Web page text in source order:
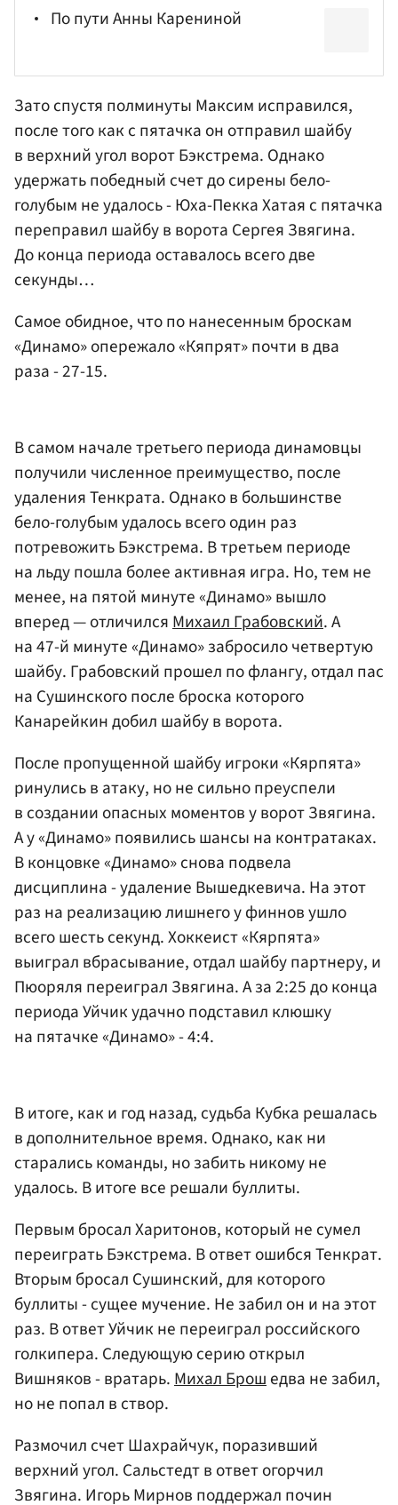
По пути Анны Карениной
Зато спустя полминуты Максим исправился,
после того как с пятачка он отправил шайбу
в верхний угол ворот Бэкстрема. Однако
удержать победный счет до сирены бело-
голубым не удалось - Юха-Пекка Хатая с пятачка
переправил шайбу в ворота Сергея Звягина.
До конца периода оставалось всего две
секунды…
Самое обидное, что по нанесенным броскам
«Динамо» опережало «Кяпрят» почти в два
раза - 27-15.
В самом начале третьего периода динамовцы
получили численное преимущество, после
удаления Тенкрата. Однако в большинстве
бело-голубым удалось всего один раз
потревожить Бэкстрема. В третьем периоде
на льду пошла более активная игра. Но, тем не
менее, на пятой минуте «Динамо» вышло
вперед — отличилсяМихаил Грабовский. А
на 47-й минуте «Динамо» забросило четвертую
шайбу. Грабовский прошел по флангу, отдал пас
на Сушинского после броска которого
Канарейкин добил шайбу в ворота.
После пропущенной шайбу игроки «Кярпята»
ринулись в атаку, но не сильно преуспели
в создании опасных моментов у ворот Звягина.
А у «Динамо» появились шансы на контратаках.
В концовке «Динамо» снова подвела
дисциплина - удаление Вышедкевича. На этот
раз на реализацию лишнего у финнов ушло
всего шесть секунд. Хоккеист «Кярпята»
выиграл вбрасывание, отдал шайбу партнеру, и
Пюоряля переиграл Звягина. А за 2:25 до конца
периода Уйчик удачно подставил клюшку
на пятачке «Динамо» - 4:4.
В итоге, как и год назад, судьба Кубка решалась
в дополнительное время. Однако, как ни
старались команды, но забить никому не
удалось. В итоге все решали буллиты.
Первым бросал Харитонов, который не сумел
переиграть Бэкстрема. В ответ ошибся Тенкрат.
Вторым бросал Сушинский, для которого
буллиты - сущее мучение. Не забил он и на этот
раз. В ответ Уйчик не переиграл российского
голкипера. Следующую серию открыл
Вишняков - вратарь.Михал Брошедва не забил,
но не попал в створ.
Размочил счет Шахрайчук, поразивший
верхний угол. Сальстедт в ответ огорчил
Звягина. Игорь Мирнов поддержал почин